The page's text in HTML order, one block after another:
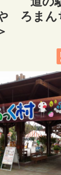
ろまん